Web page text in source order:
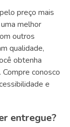
preço mais
melhor
outros
qualidade,
obtenha
conosco
e
entregue?